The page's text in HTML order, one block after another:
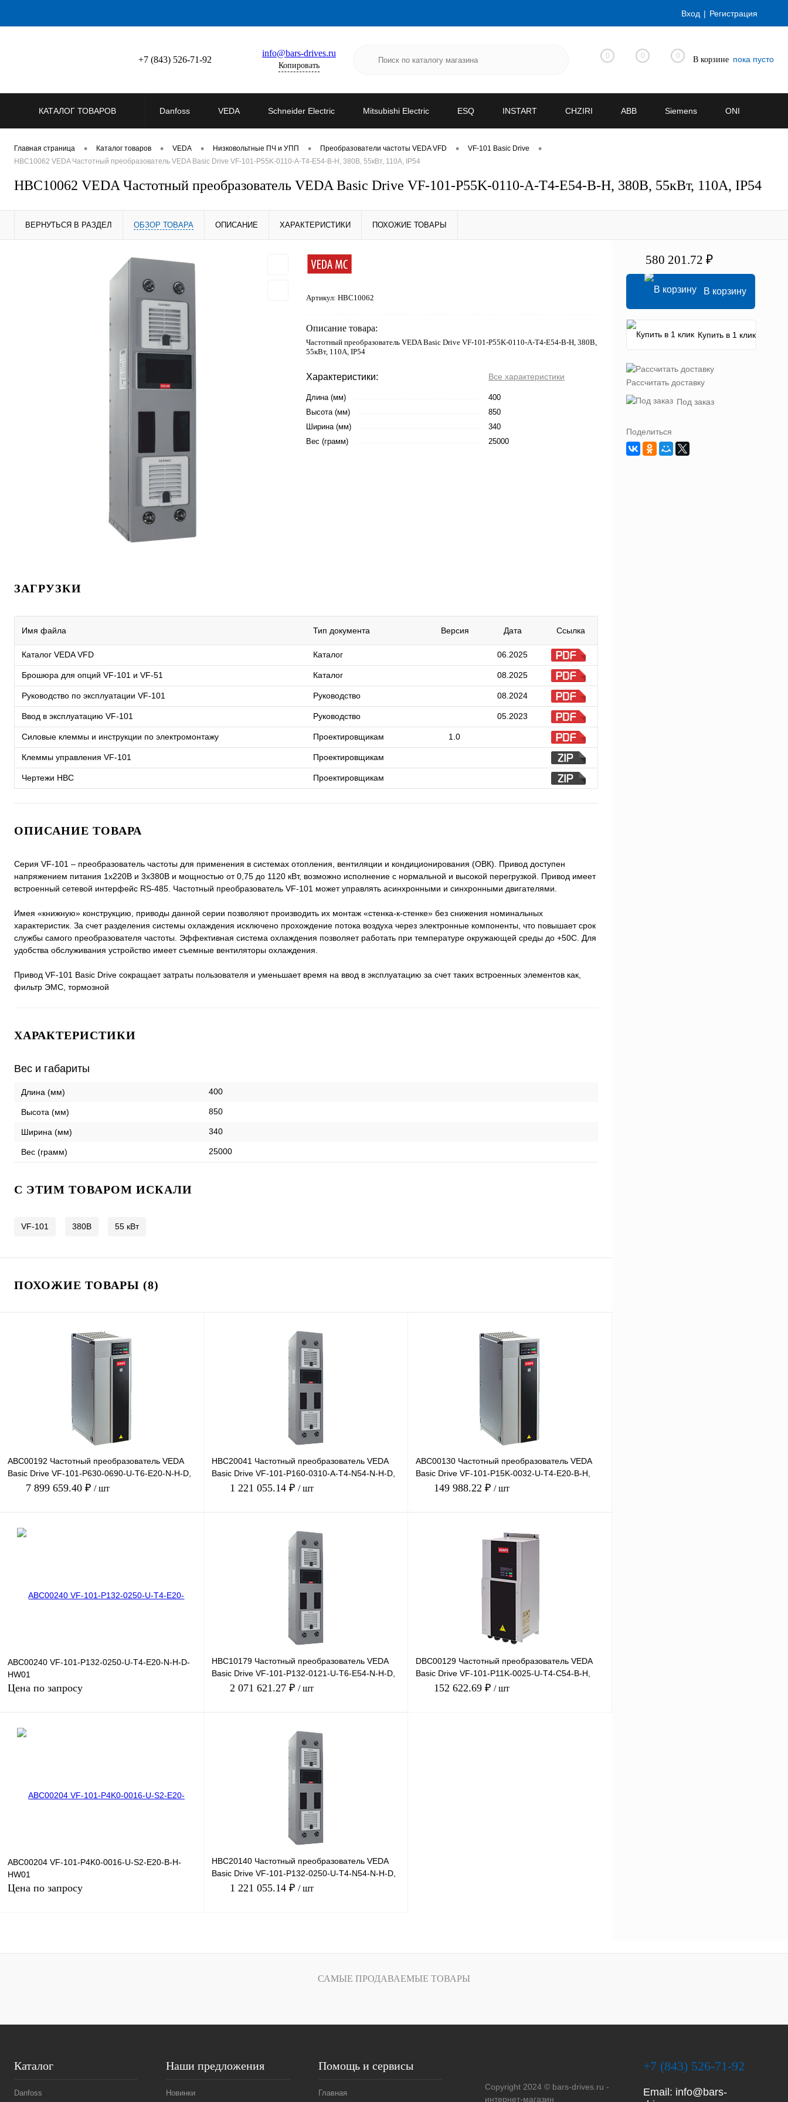
Вход Регистрация
+7 (843) 526-71-92
info@bars-drives.ru
Копировать
0 0 0 В корзине пока пусто
КАТАЛОГ ТОВАРОВ Danfoss VEDA Schneider Electric Mitsubishi Electric ESQ INSTART CHZIRI ABB Siemens ONI
Главная страница • Каталог товаров • VEDA • Низковольтные ПЧ и УПП • Преобразователи частоты VEDA VFD • VF-101 Basic Drive •
HBC10062 VEDA Частотный преобразователь VEDA Basic Drive VF-101-P55K-0110-A-T4-E54-B-H, 380В, 55кВт, 110А, IP54
HBC10062 VEDA Частотный преобразователь VEDA Basic Drive VF-101-P55K-0110-A-T4-E54-B-H, 380В, 55кВт, 110А, IP54
ВЕРНУТЬСЯ В РАЗДЕЛ ОБЗОР ТОВАРА ОПИСАНИЕ ХАРАКТЕРИСТИКИ ПОХОЖИЕ ТОВАРЫ
Артикул: HBC10062
Описание товара:
Частотный преобразователь VEDA Basic Drive VF-101-P55K-0110-A-T4-E54-B-H, 380В,
55кВт, 110А, IP54
Характеристики: Все характеристики
Длина (мм)
400
Высота (мм)
850
Ширина (мм)
340
Вес (грамм)
25000
ЗАГРУЗКИ
Имя файла Тип документа Версия Дата Ссылка
Каталог VEDA VFD Каталог 06.2025
Брошюра для опций VF-101 и VF-51 Каталог 08.2025
Руководство по эксплуатации VF-101 Руководство 08.2024
Ввод в эксплуатацию VF-101 Руководство 05.2023
Силовые клеммы и инструкции по электромонтажу Проектировщикам 1.0
Клеммы управления VF-101 Проектировщикам
Чертежи HBC Проектировщикам
ОПИСАНИЕ ТОВАРА
Серия VF-101 – преобразователь частоты для применения в системах отопления, вентиляции и кондиционирования (ОВК). Привод доступен
напряжением питания 1х220В и 3х380В и мощностью от 0,75 до 1120 кВт, возможно исполнение с нормальной и высокой перегрузкой. Привод имеет
встроенный сетевой интерфейс RS-485. Частотный преобразователь VF-101 может управлять асинхронными и синхронными двигателями.
Имея «книжную» конструкцию, приводы данной серии позволяют производить их монтаж «стенка-к-стенке» без снижения номинальных
характеристик. За счет разделения системы охлаждения исключено прохождение потока воздуха через электронные компоненты, что повышает срок
службы самого преобразователя частоты. Эффективная система охлаждения позволяет работать при температуре окружающей среды до +50С. Для
удобства обслуживания устройство имеет съемные вентиляторы охлаждения.
Привод VF-101 Basic Drive сокращает затраты пользователя и уменьшает время на ввод в эксплуатацию за счет таких встроенных элементов как,
фильтр ЭМС, тормозной
ХАРАКТЕРИСТИКИ
Вес и габариты
Длина (мм) 400
Высота (мм) 850
Ширина (мм) 340
Вес (грамм) 25000
C ЭТИМ ТОВАРОМ ИСКАЛИ
VF-101 380В 55 кВт
ПОХОЖИЕ ТОВАРЫ (8)
ABC00192 Частотный преобразователь VEDA
Basic Drive VF-101-P630-0690-U-T6-E20-N-H-D,
660В, 630кВт, 6
7 899 659.40 ₽ / шт
HBC20041 Частотный преобразователь VEDA
Basic Drive VF-101-P160-0310-A-T4-N54-N-H-D,
380В, 160кВт, 3
1 221 055.14 ₽ / шт
В корзину
Сравнение
Под заказ
ABC00130 Частотный преобразователь VEDA
Basic Drive VF-101-P15K-0032-U-T4-E20-B-H,
380В, 15кВт, 32А
149 988.22 ₽ / шт
В корзину
ABC00240 VF-101-P132-0250-U-T4-E20-N-H-D-
HW01
Цена по запросу
HBC10179 Частотный преобразователь VEDA
Basic Drive VF-101-P132-0121-U-T6-E54-N-H-D,
660В, 132кВт, 1
2 071 621.27 ₽ / шт
В корзину
Сравнение
Под заказ
DBC00129 Частотный преобразователь VEDA
Basic Drive VF-101-P11K-0025-U-T4-C54-B-H,
380В, 11кВт, 25А,
152 622.69 ₽ / шт
ABC00204 VF-101-P4K0-0016-U-S2-E20-B-H-
HW01
Цена по запросу
Запросить цену
HBC20140 Частотный преобразователь VEDA
Basic Drive VF-101-P132-0250-U-T4-N54-N-H-D,
380В, 132кВт
1 221 055.14 ₽ / шт
580 201.72 ₽
В корзину
Купить в 1 клик
Рассчитать доставку
Под заказ
Поделиться
САМЫЕ ПРОДАВАЕМЫЕ ТОВАРЫ
Каталог
Danfoss
Наши предложения
Новинки
Помощь и сервисы
Главная
Copyright 2024 © bars-drives.ru -
интернет-магазин
+7 (843) 526-71-92
Email: info@bars-